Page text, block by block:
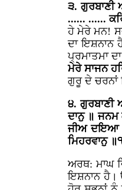
੩. ਗੁਰਬਾਣੀ
...... ......
ਹੇ ਮੇਰੇ ਮਨ!
ਦਾ ਇਸ਼ਨਾਨ
ਪ੍ਰਮਾਤਮਾ
ਮੇਰੇ ਸਾਜਨ
ਗੁਰੂ ਦੇ ਚਰਨਾਂ
੪. ਗੁਰਬਾਣੀ
ਦਾਨੁ ॥
ਜੀਅ ਦਇਆ
ਮਿਹਰਵਾਨੁ
ਅਰਥ: ਮਾਘ
ਇਸ਼ਨਾਨ ਹੈ।